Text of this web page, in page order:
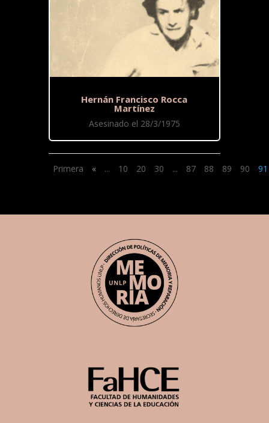
Hernán Francisco Rocca
Martínez
Asesinado el 28/3/1975
Primera « ... 10 20 30 ... 87 88 89 90 91